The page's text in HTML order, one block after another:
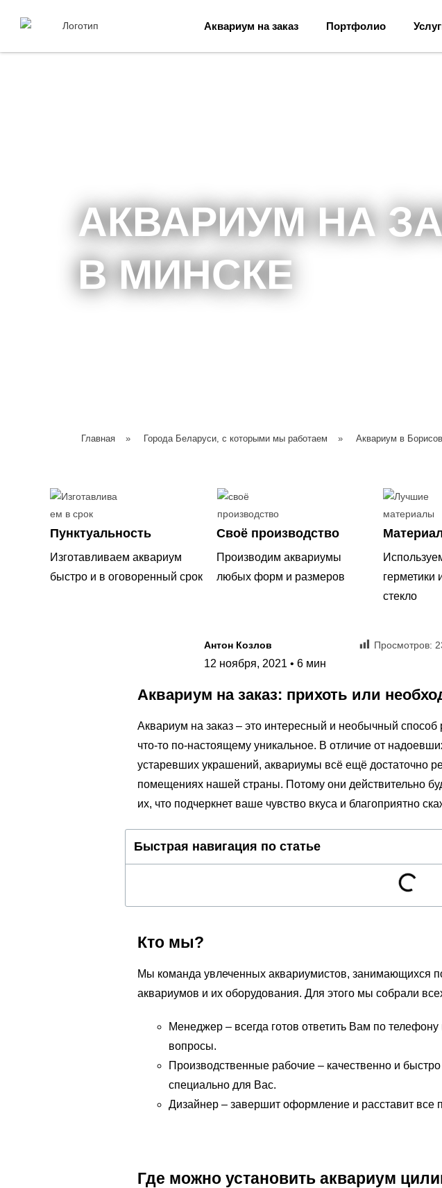
Аквариум на заказ Портфолио
АКВАРИУМ НА
В МИНСКЕ
Главная » Города Беларуси, с которыми мы работаем » Аквариум в
Пунктуальность
Изготавливаем аквариум
быстро и в оговоренный срок
Своё производство
Производим аквариумы
любых форм и размеров
герметики
стекло
Антон Козлов
12 ноября, 2021 • 6 мин
Просмотров:
Аквариум на заказ: прихоть или
Аквариум на заказ – это интересный и необычный способ
что-то по-настоящему уникальное. В отличие от
устаревших украшений, аквариумы всё ещё достаточно
помещениях нашей страны. Потому они действительно
их, что подчеркнет ваше чувство вкуса и благоприятно
Быстрая навигация по статье
Кто мы?
Мы команда увлеченных аквариумистов, занимающихся
аквариумов и их оборудования. Для этого мы собрали
Менеджер – всегда готов ответить Вам по
вопросы.
Производственные рабочие – качественно и
специально для Вас.
Дизайнер – завершит оформление и расставит все
Где можно установить аквариум